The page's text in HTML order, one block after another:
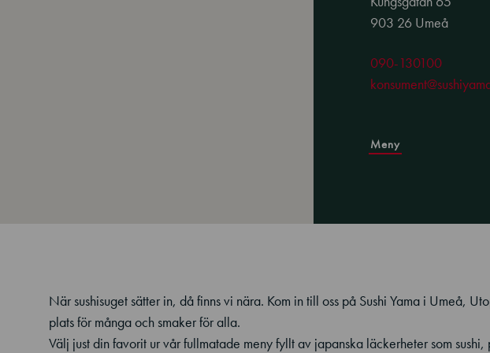
903 26 Umeå
090-130100
Meny
När sushisuget sätter in, då finns vi nära. Kom in till oss på Sushi Yama i Umeå,
plats för många och smaker för alla.
Välj just din favorit ur vår fullmatade meny fyllt av japanska läckerheter som